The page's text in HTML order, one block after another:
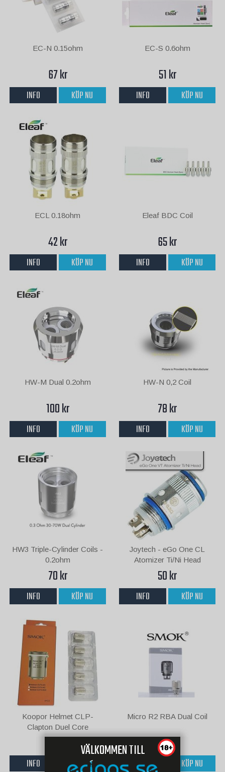
EC-N 0.15ohm
67 kr
INFO KÖP NU
EC-S 0.6ohm
51 kr
INFO KÖP NU
ECL 0.18ohm
42 kr
INFO KÖP NU
Eleaf BDC Coil
65 kr
INFO KÖP NU
HW-M Dual 0.2ohm
100 kr
INFO KÖP NU
HW-N 0,2 Coil
78 kr
INFO KÖP NU
HW3 Triple-Cylinder Coils -
0.2ohm
70 kr
INFO KÖP NU
Joytech - eGo One CL
Atomizer Ti/Ni Head
50 kr
INFO KÖP NU
Koopor Helmet CLP-
Clapton Duel Core
INFO KÖP NU
Micro R2 RBA Dual Coil
50 kr
INFO KÖP NU
VÄLKOMMEN TILL